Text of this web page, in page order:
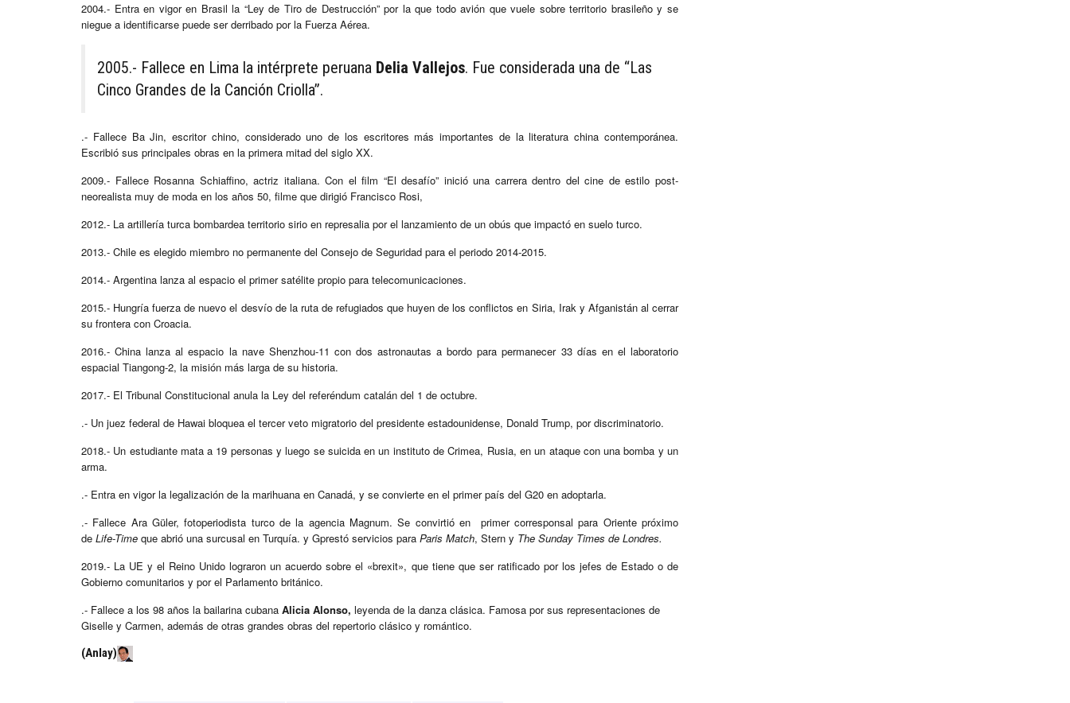
2004.- Entra en vigor en Brasil la “Ley de Tiro de Destrucción” por la que todo avión que vuele sobre territorio brasileño y se
niegue a identificarse puede ser derribado por la Fuerza Aérea.
2005.- Fallece en Lima la intérprete peruana Delia Vallejos. Fue considerada una de “Las
Cinco Grandes de la Canción Criolla”.
.- Fallece Ba Jin, escritor chino, considerado uno de los escritores más importantes de la literatura china contemporánea.
Escribió sus principales obras en la primera mitad del siglo XX.
2009.- Fallece Rosanna Schiaffino, actriz italiana. Con el film “El desafío” inició una carrera dentro del cine de estilo post-
neorealista muy de moda en los años 50, filme que dirigió Francisco Rosi,
2012.- La artillería turca bombardea territorio sirio en represalia por el lanzamiento de un obús que impactó en suelo turco.
2013.- Chile es elegido miembro no permanente del Consejo de Seguridad para el periodo 2014-2015.
2014.- Argentina lanza al espacio el primer satélite propio para telecomunicaciones.
2015.- Hungría fuerza de nuevo el desvío de la ruta de refugiados que huyen de los conflictos en Siria, Irak y Afganistán al cerrar
su frontera con Croacia.
2016.- China lanza al espacio la nave Shenzhou-11 con dos astronautas a bordo para permanecer 33 días en el laboratorio
espacial Tiangong-2, la misión más larga de su historia.
2017.- El Tribunal Constitucional anula la Ley del referéndum catalán del 1 de octubre.
.- Un juez federal de Hawai bloquea el tercer veto migratorio del presidente estadounidense, Donald Trump, por discriminatorio.
2018.- Un estudiante mata a 19 personas y luego se suicida en un instituto de Crimea, Rusia, en un ataque con una bomba y un
arma.
.- Entra en vigor la legalización de la marihuana en Canadá, y se convierte en el primer país del G20 en adoptarla.
.- Fallece Ara Güler, fotoperiodista turco de la agencia Magnum. Se convirtió en primer corresponsal para Oriente próximo
de Life-Time que abrió una surcusal en Turquía. y Gprestó servicios para Paris Match, Stern y The Sunday Times de Londres.
2019.- La UE y el Reino Unido lograron un acuerdo sobre el «brexit», que tiene que ser ratificado por los jefes de Estado o de
Gobierno comunitarios y por el Parlamento británico.
.- Fallece a los 98 años la bailarina cubana Alicia Alonso, leyenda de la danza clásica. Famosa por sus representaciones de
Giselle y Carmen, además de otras grandes obras del repertorio clásico y romántico.
(Anlay)